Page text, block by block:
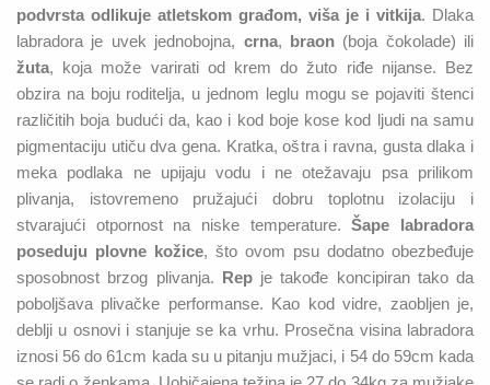
podvrsta odlikuje atletskom građom, viša je i vitkija. Dlaka
labradora je uvek jednobojna, crna, braon(boja čokolade) ili
žuta, koja može varirati od krem do žuto riđe nijanse. Bez
obzira na boju roditelja, u jednom leglu mogu se pojaviti štenci
različitih boja budući da, kao i kod boje kose kod ljudi na samu
pigmentaciju utiču dva gena. Kratka, oštra i ravna, gusta dlaka i
meka podlaka ne upijaju vodu i ne otežavaju psa prilikom
plivanja, istovremeno pružajući dobru toplotnu izolaciju i
stvarajući otpornost na niske temperature.Šape labradora
poseduju plovne kožice, što ovom psu dodatno obezbeđuje
sposobnost brzog plivanja. Repje takođe koncipiran tako da
poboljšava plivačke performanse. Kao kod vidre, zaobljen je,
deblji u osnovi i stanjuje se ka vrhu. Prosečna visina labradora
iznosi 56 do 61cm kada su u pitanju mužjaci, i 54 do 59cm kada